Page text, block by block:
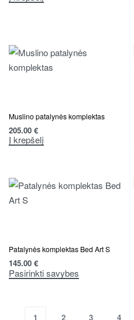
Muslino patalynės komplektas
205.00 €
Į krepšelį
Patalynės komplektas Bed Art S
145.00 €
Pasirinkti savybes
1 2 3 4